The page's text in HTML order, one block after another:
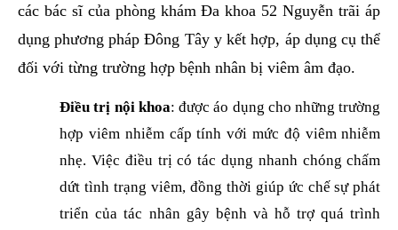
các bác sĩ của phòng khám Đa khoa 52 Nguyễn trãi áp
dụng phương pháp Đông Tây y kết hợp, áp dụng cụ thể
đối với từng trường hợp bệnh nhân bị viêm âm đạo.
Điều trị nội khoa: được áo dụng cho những trường
hợp viêm nhiễm cấp tính với mức độ viêm nhiễm
nhẹ. Việc điều trị có tác dụng nhanh chóng chấm
dứt tình trạng viêm, đồng thời giúp ức chế sự phát
triển của tác nhân gây bệnh và hỗ trợ quá trình